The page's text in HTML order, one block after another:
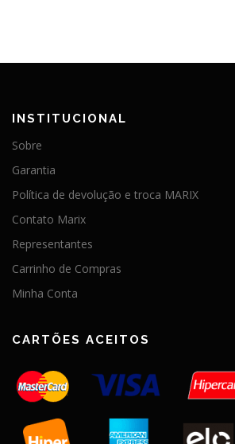
INSTITUCIONAL
Sobre
Garantia
Política de devolução e troca MARIX
Contato Marix
Representantes
Carrinho de Compras
Minha Conta
CARTÕES ACEITOS